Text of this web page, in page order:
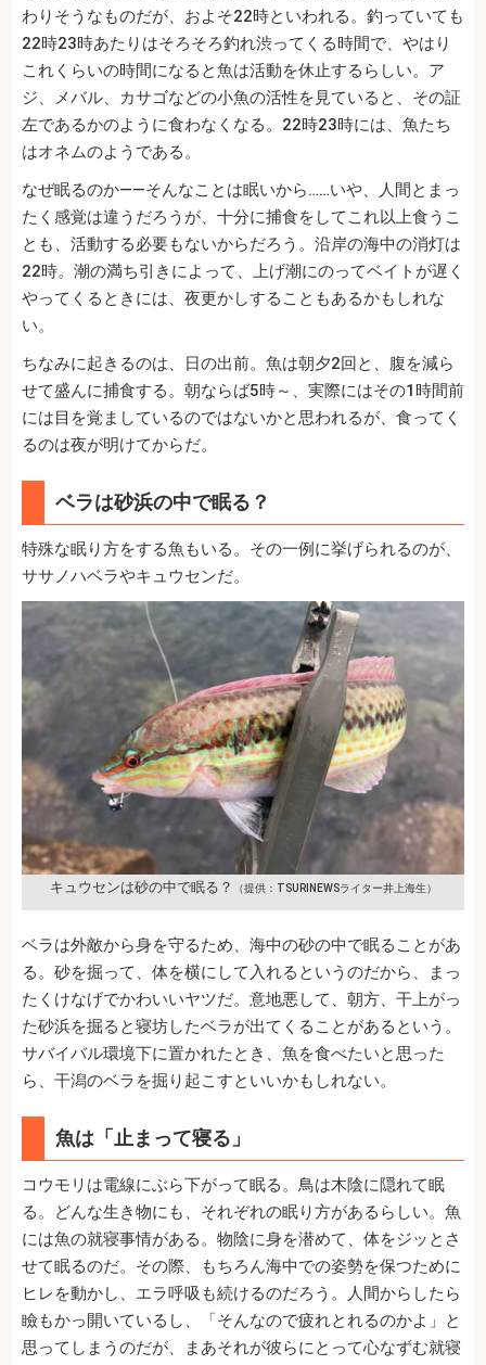
わりそうなものだが、およそ22時といわれる。釣っていても
22時23時あたりはそろそろ釣れ渋ってくる時間で、やはり
これくらいの時間になると魚は活動を休止するらしい。ア
ジ、メバル、カサゴなどの小魚の活性を見ていると、その証
左であるかのように食わなくなる。22時23時には、魚たち
はオネムのようである。
なぜ眠るのか――そんなことは眠いから……いや、人間とまっ
たく感覚は違うだろうが、十分に捕食をしてこれ以上食うこ
とも、活動する必要もないからだろう。沿岸の海中の消灯は
22時。潮の満ち引きによって、上げ潮にのってベイトが遅く
やってくるときには、夜更かしすることもあるかもしれな
い。
ちなみに起きるのは、日の出前。魚は朝夕2回と、腹を減ら
せて盛んに捕食する。朝ならば5時～、実際にはその1時間前
には目を覚ましているのではないかと思われるが、食ってく
るのは夜が明けてからだ。
ベラは砂浜の中で眠る？
特殊な眠り方をする魚もいる。その一例に挙げられるのが、
ササノハベラやキュウセンだ。
キュウセンは砂の中で眠る？ （提供：TSURINEWSライター井上海生）
ベラは外敵から身を守るため、海中の砂の中で眠ることがあ
る。砂を掘って、体を横にして入れるというのだから、まっ
たくけなげでかわいいヤツだ。意地悪して、朝方、干上がっ
た砂浜を掘ると寝坊したベラが出てくることがあるという。
サバイバル環境下に置かれたとき、魚を食べたいと思った
ら、干潟のベラを掘り起こすといいかもしれない。
魚は「止まって寝る」
コウモリは電線にぶら下がって眠る。鳥は木陰に隠れて眠
る。どんな生き物にも、それぞれの眠り方があるらしい。魚
には魚の就寝事情がある。物陰に身を潜めて、体をジッとさ
せて眠るのだ。その際、もちろん海中での姿勢を保つために
ヒレを動かし、エラ呼吸も続けるのだろう。人間からしたら
瞼もかっ開いているし、「そんなので疲れとれるのかよ」と
思ってしまうのだが、まあそれが彼らにとって心なずむ就寝